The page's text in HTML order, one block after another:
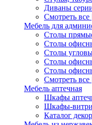
Диваны
Смотреть все
Мебель для
Столы
Столы
Столы
Столы
Столы
Смотреть все
Мебель аптечная
Шкафы
Шкафы-
Каталог